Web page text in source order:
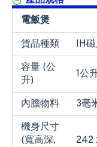
電飯煲
貨品種類
IH
容量 (公
升)
1公
內膽物料
3毫
機身尺寸
(寬高深,
242